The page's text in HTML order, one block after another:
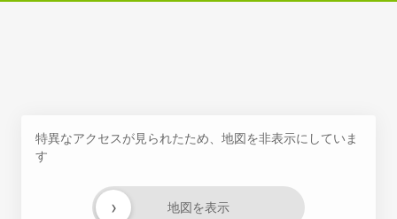
特異なアクセスが見られたため、地図を非表示にしていま
す
地図を表示
›